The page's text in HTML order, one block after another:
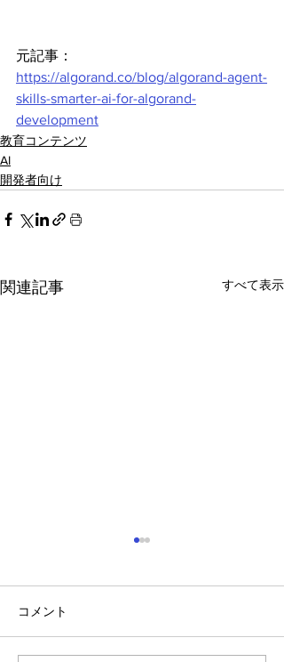
元記事：
https://algorand.co/blog/algorand-agent-
skills-smarter-ai-for-algorand-
development
教育コンテンツ
AI
開発者向け
関連記事 すべて表示
コメント